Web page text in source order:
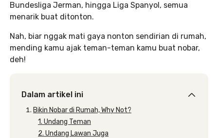
Bundesliga Jerman, hingga Liga Spanyol, semua
menarik buat ditonton.
Nah, biar nggak mati gaya nonton sendirian di rumah,
mending kamu ajak teman-teman kamu buat nobar,
deh!
Dalam artikel ini
Bikin Nobar di Rumah, Why Not?
1. Undang Teman
2. Undang Lawan Juga